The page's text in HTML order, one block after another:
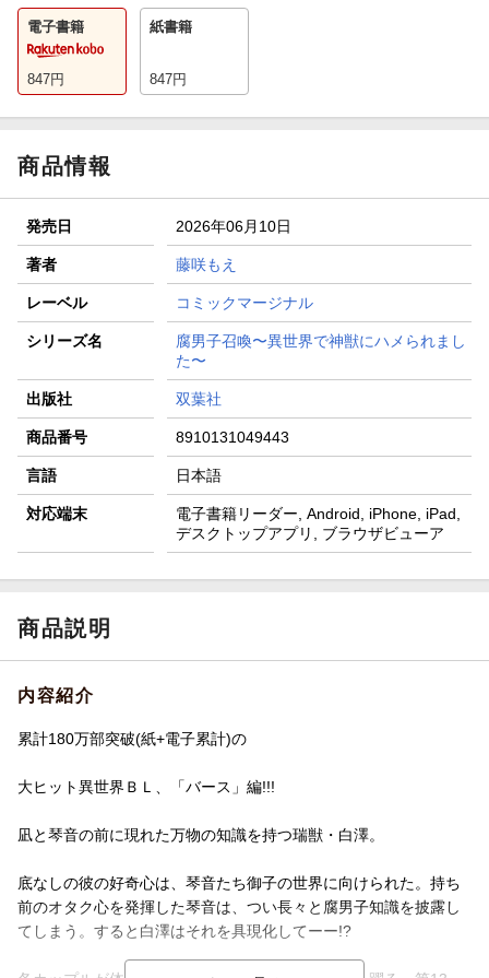
電子書籍
847円
紙書籍
847円
商品情報
発売日 2026年06月10日
著者 藤咲もえ
レーベル コミックマージナル
シリーズ名
腐男子召喚〜異世界で神獣にハメられまし
た〜
出版社 双葉社
商品番号 8910131049443
言語 日本語
対応端末
電子書籍リーダー, Android, iPhone, iPad,
デスクトップアプリ, ブラウザビューア
商品説明
内容紹介
累計180万部突破(紙+電子累計)の
大ヒット異世界ＢＬ、「バース」編!!!
凪と琴音の前に現れた万物の知識を持つ瑞獣・白澤。
底なしの彼の好奇心は、琴音たち御子の世界に向けられた。持ち
前のオタク心を発揮した琴音は、つい長々と腐男子知識を披露し
てしまう。すると白澤はそれを具現化してーー!?